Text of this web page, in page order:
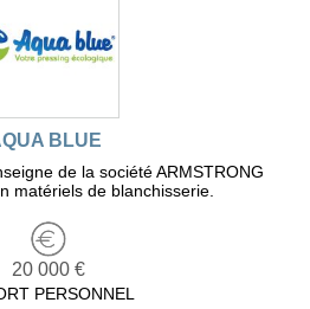
BLUE
de la société ARMSTRONG
matériels de blanchisserie.
20 000 €
PERSONNEL